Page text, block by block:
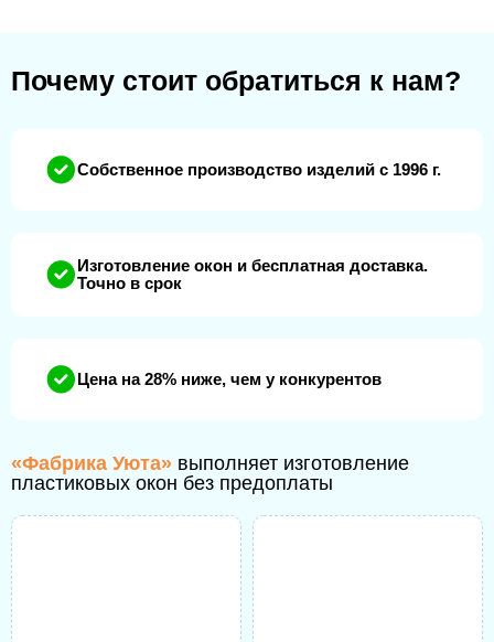
Почему стоит обратиться к нам?
Собственное производство изделий с 1996 г.
Изготовление окон и бесплатная доставка.
Точно в срок
Цена на 28% ниже, чем у конкурентов
«Фабрика Уюта» выполняет изготовление
пластиковых окон без предоплаты